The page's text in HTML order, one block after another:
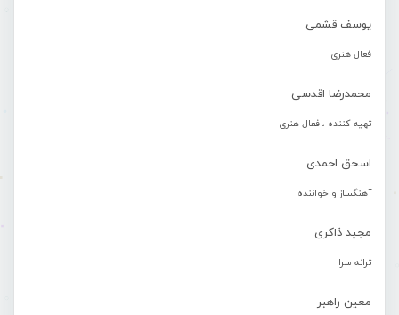
یوسف قشمی
فعال هنری
محمدرضا اقدسی
تهیه کننده ، فعال هنری
اسحق احمدی
آهنگساز و خواننده
مجید ذاکری
ترانه سرا
معین راهبر